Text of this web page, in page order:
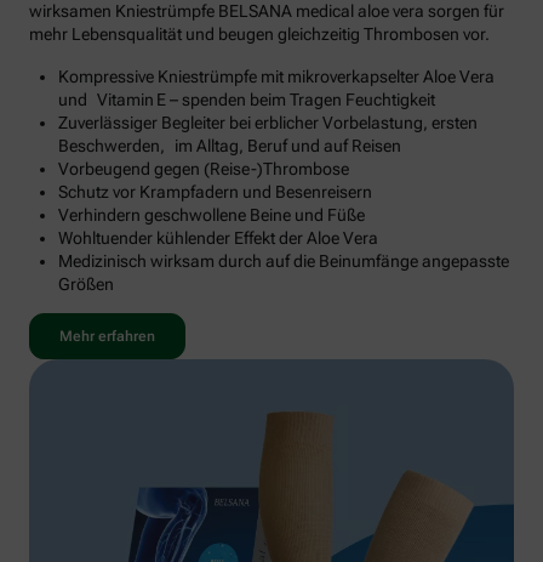
wirksamen Kniestrümpfe BELSANA medical aloe vera sorgen für
mehr Lebensqualität und beugen gleichzeitig Thrombosen vor.
Kompressive Kniestrümpfe mit mikroverkapselter Aloe Vera
und Vitamin E – spenden beim Tragen Feuchtigkeit
Zuverlässiger Begleiter bei erblicher Vorbelastung, ersten
Beschwerden, im Alltag, Beruf und auf Reisen
Vorbeugend gegen (Reise-)Thrombose
Schutz vor Krampfadern und Besenreisern
Verhindern geschwollene Beine und Füße
Wohltuender kühlender Effekt der Aloe Vera
Medizinisch wirksam durch auf die Beinumfänge angepasste
Größen
Mehr erfahren